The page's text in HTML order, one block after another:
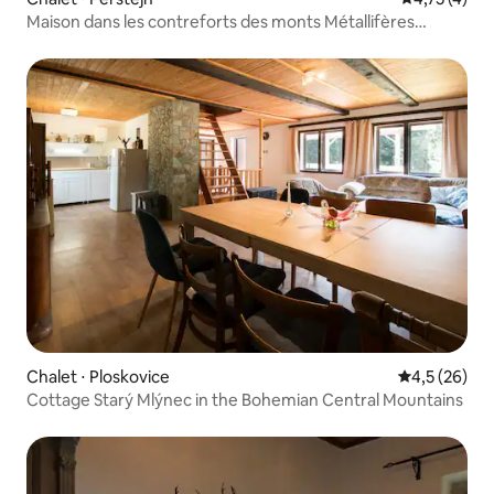
Maison dans les contreforts des monts Métallifères
Chalet ⋅ Ploskovice Évaluation
4,5 (26)
Cottage Starý Mlýnec in the Bohemian Central Mountains